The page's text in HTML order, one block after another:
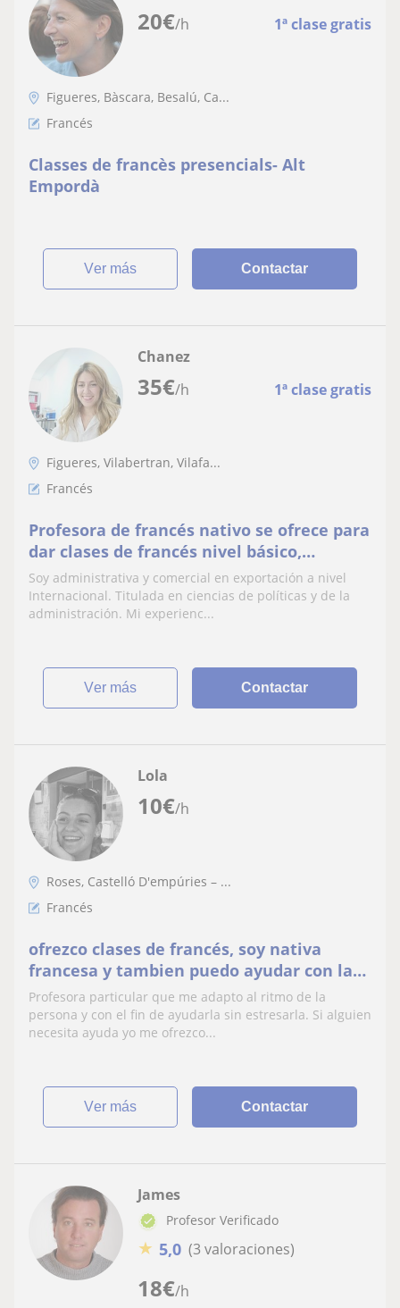
20€/h 1ª clase gratis
Figueres, Bàscara, Besalú, Ca...
Francés
Classes de francès presencials- Alt
Empordà
ver más Contactar
35€/h 1ª clase gratis
Chanez
Figueres, Vilabertran, Vilafa...
Francés
Profesora de francés nativo se ofrece para
dar clases de francés nivel básico,
intermedio y avanzado. Adaptándome a
las necesidades del alumno y sus
objetivos para conseguir resultados
Soy administrativa y comercial en exportación a nivel
Internacional. Titulada en ciencias de políticas y de la
administración. Mi experienc...
ver más Contactar
10€/h
Lola
Roses, Castelló D'empúries – ...
Francés
ofrezco clases de francés, soy nativa
francesa y tambien puedo ayudar con la
geografia y ingles.
Profesora particular que me adapto al ritmo de la
persona y con el fin de ayudarla sin estresarla. Si alguien
necesita ayuda yo me ofrezco...
ver más Contactar
18€/h
James
Profesor Verificado
★ 5,0 (3 valoraciones)